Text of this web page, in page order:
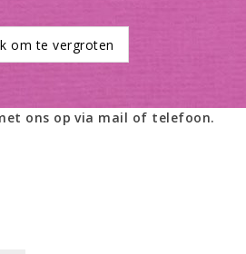
om te vergroten
ons op via mail of telefoon.